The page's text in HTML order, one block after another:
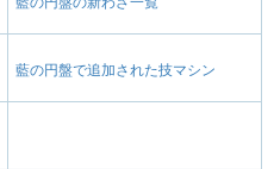
藍の円盤で追加された技マシン